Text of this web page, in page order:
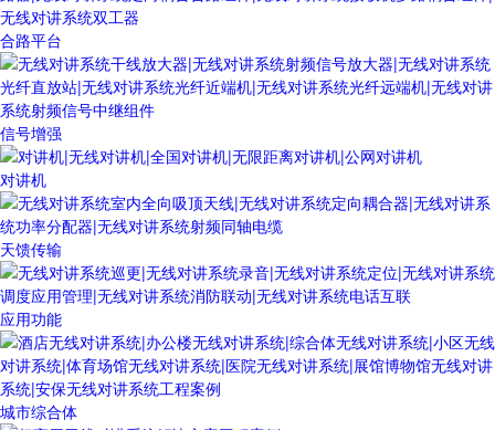
合路平台
信号增强
对讲机
天馈传输
应用功能
城市综合体